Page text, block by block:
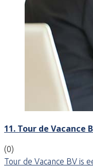
11. Tour de Vacance
(0)
Tour de Vacance BV is